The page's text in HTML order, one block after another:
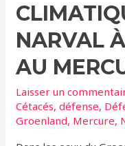
NARVAL
AU
Laisser un
Cétacés,défense,
Groenland, Mercure,